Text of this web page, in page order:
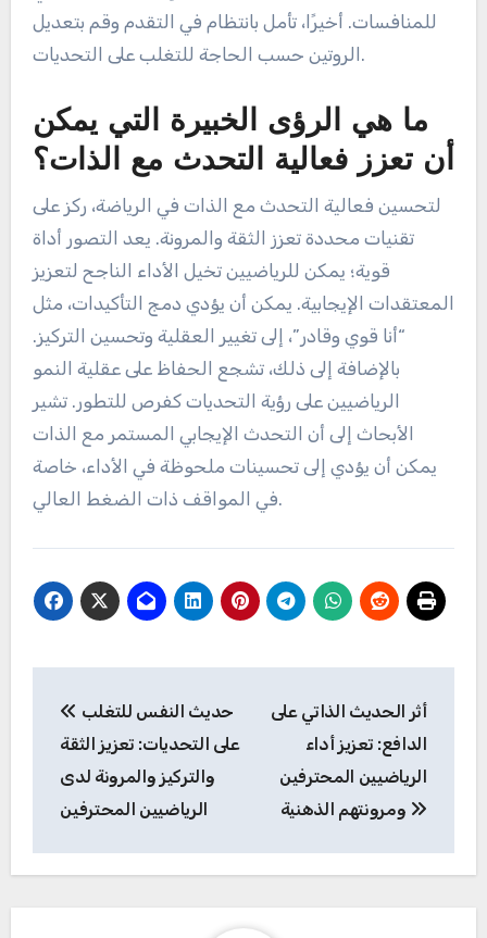
للمنافسات. أخيرًا، تأمل بانتظام في التقدم وقم بتعديل
الروتين حسب الحاجة للتغلب على التحديات.
ما هي الرؤى الخبيرة التي يمكن
أن تعزز فعالية التحدث مع الذات؟
لتحسين فعالية التحدث مع الذات في الرياضة، ركز على
تقنيات محددة تعزز الثقة والمرونة. يعد التصور أداة
قوية؛ يمكن للرياضيين تخيل الأداء الناجح لتعزيز
المعتقدات الإيجابية. يمكن أن يؤدي دمج التأكيدات، مثل
“أنا قوي وقادر”، إلى تغيير العقلية وتحسين التركيز.
بالإضافة إلى ذلك، تشجع الحفاظ على عقلية النمو
الرياضيين على رؤية التحديات كفرص للتطور. تشير
الأبحاث إلى أن التحدث الإيجابي المستمر مع الذات
يمكن أن يؤدي إلى تحسينات ملحوظة في الأداء، خاصة
في المواقف ذات الضغط العالي.
navigation
على التحديات: تعزيز الثقة
والتركيز والمرونة لدى
الرياضيين المحترفين
أثر الحديث الذاتي على
الدافع: تعزيز أداء
الرياضيين المحترفين